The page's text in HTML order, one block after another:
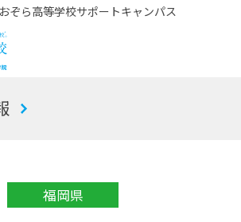
ぞら高等学校サポートキャンパス
お
福岡県